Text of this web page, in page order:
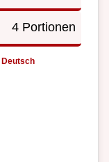
4 Portionen
Deutsch